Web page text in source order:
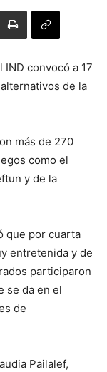
convocó a 17
de la
más de 270
como el
y de la
que por cuarta
entretenida y de
participaron
se da en el
de
Pailalef,